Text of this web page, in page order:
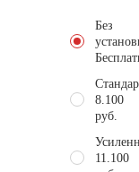
Без
8.100
руб.
11.100